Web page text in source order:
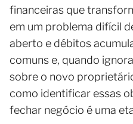
financeiras que
em um problema difícil
aberto e débitos
comuns e, quando
sobre o novo
como identificar essas
fechar negócio é uma